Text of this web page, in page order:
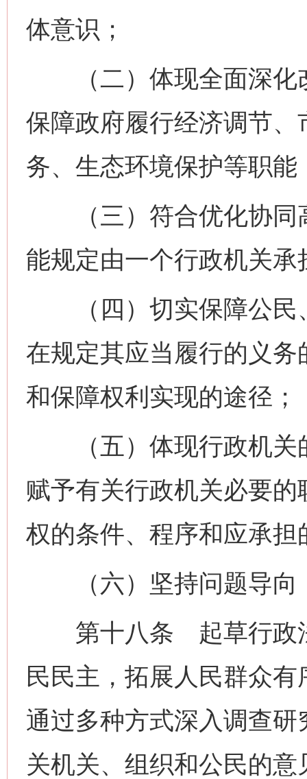
体意识；
（二）体现全面深化
保障政府履行经济调节
务、生态环境保护等职能
（三）符合优化协同
能规定由一个行政机关
（四）切实保障公民
在规定其应当履行的义
和保障权利实现的途径；
（五）体现行政机关
赋予有关行政机关必要
权的条件、程序和应承担
（六）坚持问题导向
第十八条 起草行政法
民民主，拓展人民群众
通过多种方式深入调查
关机关、组织和公民的